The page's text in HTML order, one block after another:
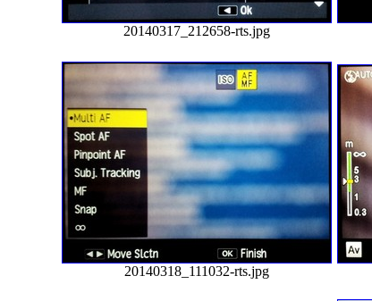
20140317_212658-rts.jpg
20140318_111032-rts.jpg